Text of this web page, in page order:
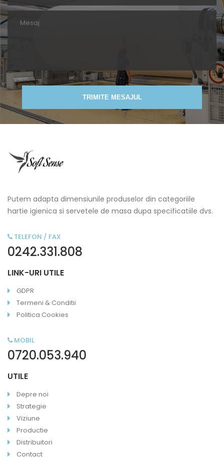
TRIMITE MESAJUL
Putem adapta dimensiunile produselor din categoriile
hartie igienica si servetele de masa dupa specificatiile dvs.
TELEFON / FAX
0242.331.808
LINK-URI UTILE
GDPR
Termeni & Conditii
Politica Cookies
MOBIL
0720.053.940
UTILE
Depre noi
Strategie
Viziune
Productie
Distribuitori
Contact